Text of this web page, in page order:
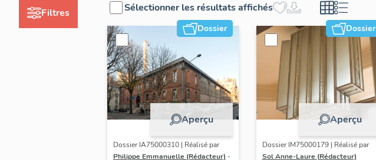
Filtres Sélectionner les résultats affichés
Dossier
Aperçu
Dossier IA75000310 | Réalisé par
Philippe Emmanuelle (Rédacteur) -
Dossier
Aperçu
Dossier IM75000179 | Réalisé par
Sol Anne-Laure (Rédacteur)